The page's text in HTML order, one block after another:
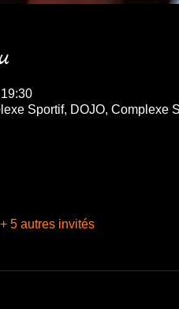
Sportif, DOJO, Complexe
+ 5 autres invités